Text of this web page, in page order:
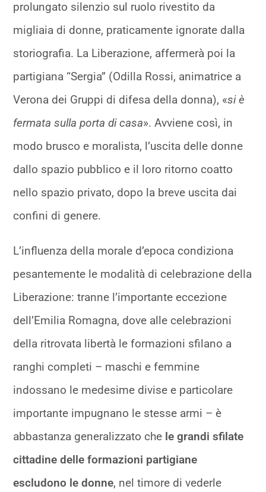
prolungato silenzio sul ruolo rivestito da
migliaia di donne, praticamente ignorate dalla
storiografia. La Liberazione, affermerà poi la
partigiana “Sergia” (Odilla Rossi, animatrice a
Verona dei Gruppi di difesa della donna), «si è
fermata sulla porta di casa». Avviene così, in
modo brusco e moralista, l’uscita delle donne
dallo spazio pubblico e il loro ritorno coatto
nello spazio privato, dopo la breve uscita dai
confini di genere.
L’influenza della morale d’epoca condiziona
pesantemente le modalità di celebrazione della
Liberazione: tranne l’importante eccezione
dell’Emilia Romagna, dove alle celebrazioni
della ritrovata libertà le formazioni sfilano a
ranghi completi – maschi e femmine
indossano le medesime divise e particolare
importante impugnano le stesse armi – è
abbastanza generalizzato che le grandi sfilate
cittadine delle formazioni partigiane
escludono le donne, nel timore di vederle